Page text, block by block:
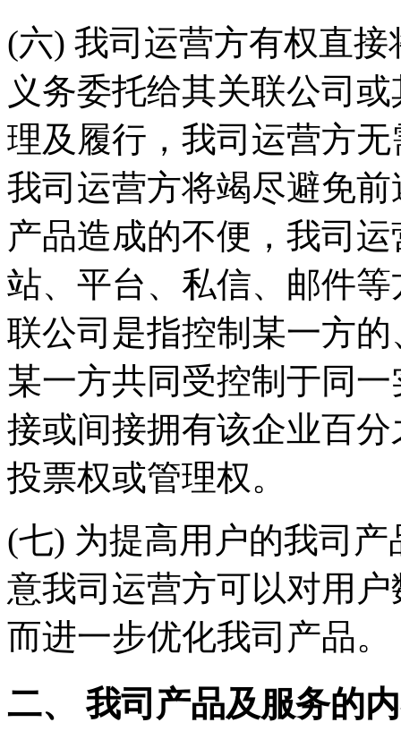
(六) 我司运营方有权直
义务委托给其关联公司
理及履行，我司运营方
我司运营方将竭尽避免
产品造成的不便，我司
站、平台、私信、邮件
联公司是指控制某一方
某一方共同受控制于同
接或间接拥有该企业百
投票权或管理权。
(七) 为提高用户的我司
意我司运营方可以对用
而进一步优化我司产品。
二、 我司产品及服务的